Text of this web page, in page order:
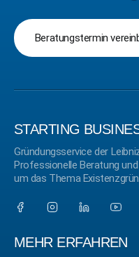
Beratungstermin
STARTING
Gründungsservice der
Professionelle Beratung
um das Thema
MEHR ERFAHREN